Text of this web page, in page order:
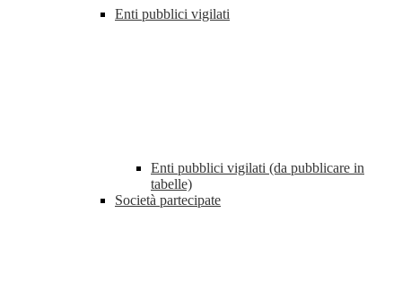
Enti pubblici vigilati
Enti pubblici vigilati (da pubblicare in
tabelle)
Società partecipate